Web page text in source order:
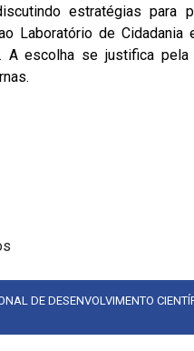
estratégias para
Laboratório de Cidadania
A escolha se justifica
DE DESENVOLVIMENTO